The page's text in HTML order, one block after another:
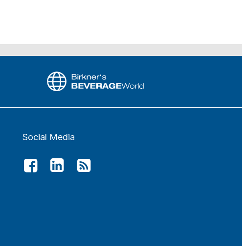
Social Media